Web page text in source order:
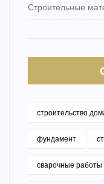
Строительные
строительство
фундамент
сварочные работы